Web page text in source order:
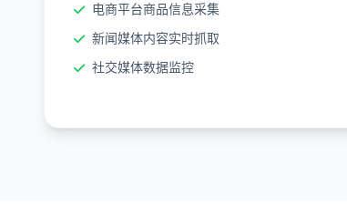
电商平台商品信息采集
新闻媒体内容实时抓取
社交媒体数据监控